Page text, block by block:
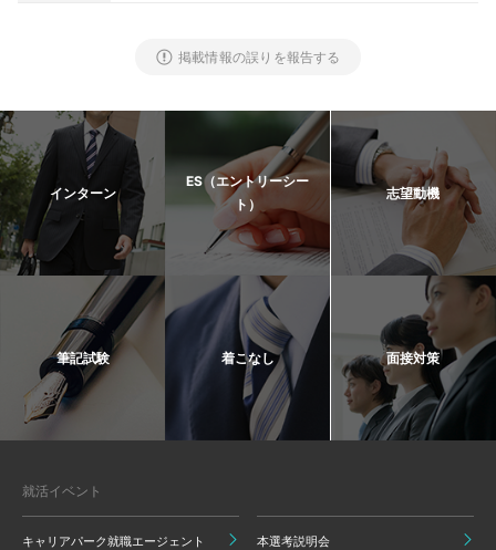
掲載情報の誤りを報告する
インターン
ES（エントリーシー
ト）
志望動機
筆記試験 着こなし 面接対策
就活イベント
キャリアパーク就職エージェント 本選考説明会